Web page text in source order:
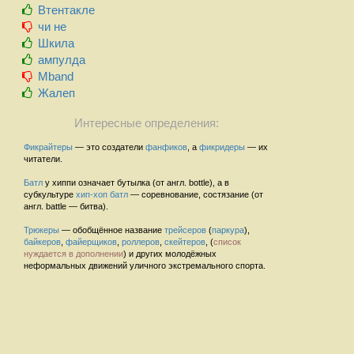
Втентакле
чи не
Шкила
ампулда
Mband
Жалеп
Интересные определения:
Фикрайтеры — это создатели фанфиков , а фикридеры — их
читатели.
Батл у хиппи означает бутылка (от англ. bottle), а в
субкультуре хип-хоп батл — соревнование, состязание (от
англ. battle — битва).
Трюкеры — обобщённое название трейсеров (паркура),
байкеров файерщиков роллеров скейтеров , (список
нуждается в дополнении) и других молодёжных
неформальных движений уличного экстремального спорта.